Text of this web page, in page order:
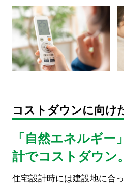
コストダウンに向け
「自然エネルギ
計でコストダウン。
住宅設計時には建設地に合